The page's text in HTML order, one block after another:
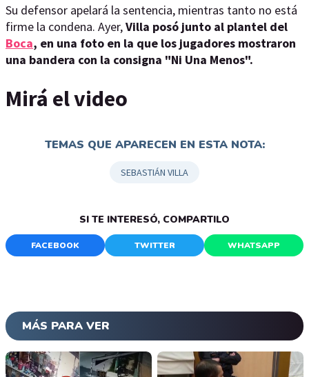
Su defensor apelará la sentencia, mientras tanto no está
firme la condena. Ayer,Villa posó junto al plantel del
Boca, en una foto en la que los jugadores mostraron
una bandera con la consigna "Ni Una Menos".
Mirá el video
TEMAS QUE APARECEN EN ESTA NOTA:
SEBASTIÁN VILLA
SI TE INTERESÓ, COMPARTILO
FACEBOOK TWITTER WHATSAPP
MÁS PARA VER